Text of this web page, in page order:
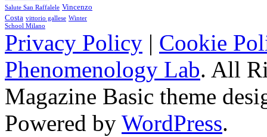
Salute San Raffalele Vincenzo
Costa vittorio gallese Winter
School Milano
Privacy Policy | Cookie
Phenomenology Lab. All
Magazine Basic theme
Powered by WordPress.